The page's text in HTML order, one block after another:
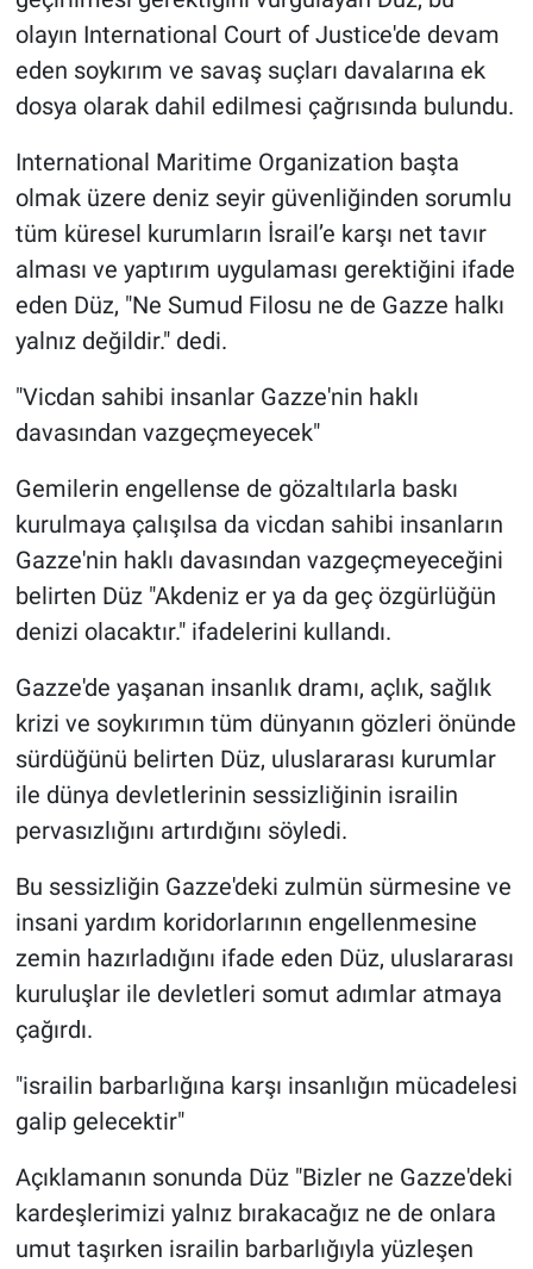
olayın International Court of Justice'de devam
eden soykırım ve savaş suçları davalarına ek
dosya olarak dahil edilmesi çağrısında bulundu.
International Maritime Organization başta
olmak üzere deniz seyir güvenliğinden sorumlu
tüm küresel kurumların İsrail’e karşı net tavır
alması ve yaptırım uygulaması gerektiğini ifade
eden Düz, "Ne Sumud Filosu ne de Gazze halkı
yalnız değildir." dedi.
"Vicdan sahibi insanlar Gazze'nin haklı
davasından vazgeçmeyecek"
Gemilerin engellense de gözaltılarla baskı
kurulmaya çalışılsa da vicdan sahibi insanların
Gazze'nin haklı davasından vazgeçmeyeceğini
belirten Düz "Akdeniz er ya da geç özgürlüğün
denizi olacaktır." ifadelerini kullandı.
Gazze'de yaşanan insanlık dramı, açlık, sağlık
krizi ve soykırımın tüm dünyanın gözleri önünde
sürdüğünü belirten Düz, uluslararası kurumlar
ile dünya devletlerinin sessizliğinin israilin
pervasızlığını artırdığını söyledi.
Bu sessizliğin Gazze'deki zulmün sürmesine ve
insani yardım koridorlarının engellenmesine
zemin hazırladığını ifade eden Düz, uluslararası
kuruluşlar ile devletleri somut adımlar atmaya
çağırdı.
"israilin barbarlığına karşı insanlığın mücadelesi
galip gelecektir"
Açıklamanın sonunda Düz "Bizler ne Gazze'deki
kardeşlerimizi yalnız bırakacağız ne de onlara
umut taşırken israilin barbarlığıyla yüzleşen